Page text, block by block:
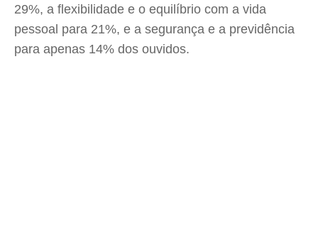
29%, a flexibilidade e o equilíbrio com a vida
pessoal para 21%, e a segurança e a previdência
para apenas 14% dos ouvidos.